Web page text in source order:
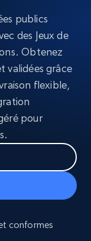
publics
des Jeux de
Obtenez
validées grâce
flexible,
pour
conformes